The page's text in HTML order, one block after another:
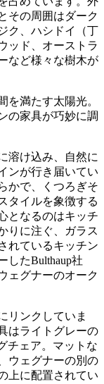
その周囲はダーク
ク、ハシドイ（丁
ッド、オーストラ
など様々な樹木が
を満たす太陽光。
の家具が巧妙に調
溶け込み、自然に
ンが行き届いてい
かで、くつろぎそ
タイルを象徴する
となるのはキッチ
りに注ぐ、ガラス
れているキッチン
したBulthaup社
ェグナーのオーク
リンクしていま
はライトグレーの
チェア。マットな
ウェグナーの別の
上に配置されてい